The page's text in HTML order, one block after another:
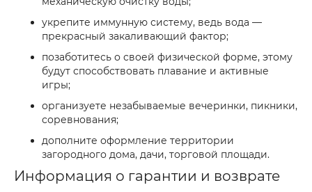
укрепите иммунную систему, ведь вода —
прекрасный закаливающий фактор;
позаботитесь о своей физической форме, этому
будут способствовать плавание и активные
игры;
организуете незабываемые вечеринки, пикники,
соревнования;
дополните оформление территории
загородного дома, дачи, торговой площади.
Информация о гарантии и возврате